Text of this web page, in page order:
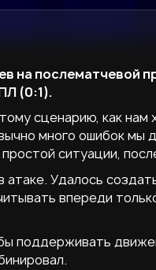
на послематчевой
(0:1).
сценарию, как
много ошибок мы
ситуации,
атаке. Удалось
впереди
поддерживать